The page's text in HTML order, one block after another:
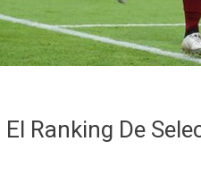
Ranking De